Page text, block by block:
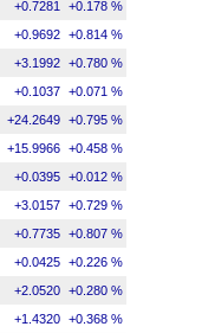
+0.7281 +0.178 %
+0.9692 +0.814 %
+3.1992 +0.780 %
+0.1037 +0.071 %
+24.2649 +0.795 %
+15.9966 +0.458 %
+0.0395 +0.012 %
+3.0157 +0.729 %
+0.7735 +0.807 %
+0.0425 +0.226 %
+2.0520 +0.280 %
+1.4320 +0.368 %